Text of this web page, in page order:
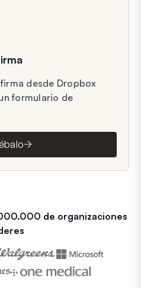
desde Dropbox
formulario de
de organizaciones